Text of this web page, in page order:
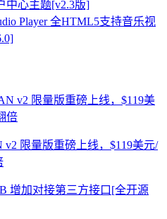
限量版重磅上线，$119美元/